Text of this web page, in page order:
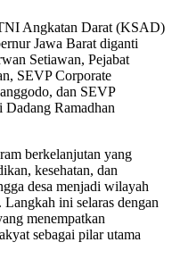
Angkatan Darat (KSAD)
Jawa Barat diganti
Setiawan, Pejabat
SEVP Corporate
dan SEVP
Ramadhan
berkelanjutan yang
kesehatan, dan
desa menjadi wilayah
ini selaras dengan
menempatkan
sebagai pilar utama